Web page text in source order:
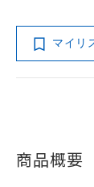
マイリ
商品概要